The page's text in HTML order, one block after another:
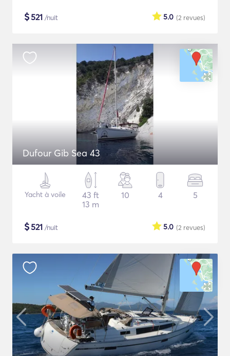
$521 /nuit (2 revues)
5.0
Dufour Gib Sea 43
Yacht à voile
43 ft
13 m
10 4 5
$521 /nuit (2 revues)
5.0